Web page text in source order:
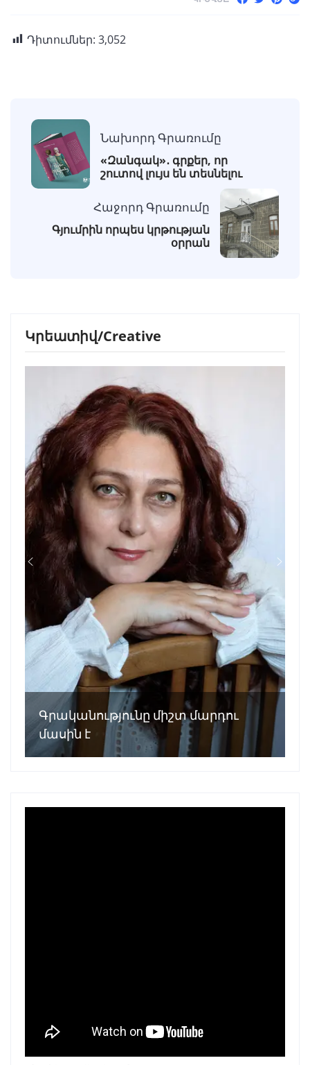
Դիտումներ: 3,052
Նախորդ Գրառումը
«Զանգակ»․ գրքեր, որ
շուտով լույս են տեսնելու
Հաջորդ Գրառումը
Գյումրին որպես կրթության
օրրան
Կրեատիվ/Creative
Գրականությունը միշտ մարդու
մասին է